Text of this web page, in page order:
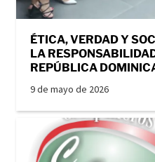
ÉTICA, VERDAD Y
LA
REPÚBLICA
9 de mayo de 2026